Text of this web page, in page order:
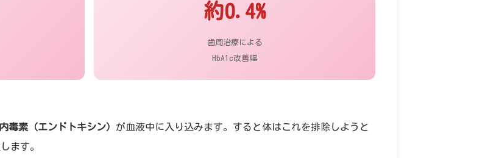
約0.4%
歯周治療による
HbA1c改善幅
内毒素（エンドトキシン） が血液中に入り込みます。すると体はこれを排除しようと
ます。